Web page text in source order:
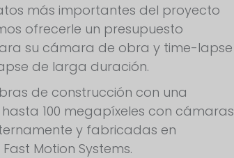
más importantes del proyecto
ofrecerle un presupuesto
su cámara de obra y time-lapse
de larga duración.
de construcción con una
100 megapíxeles con cámaras
y fabricadas en
Motion Systems.